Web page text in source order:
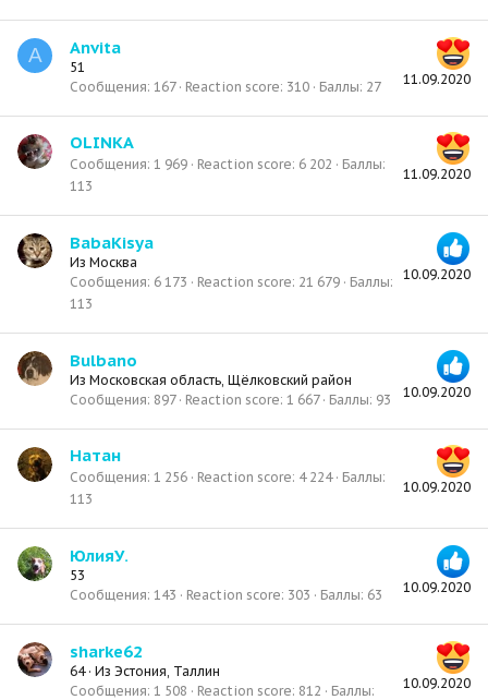
A
11.09.2020
Anvita
51
Сообщения 167 Reaction score 310 Баллы 27
11.09.2020
OLINKA
Сообщения 1 969 Reaction score 6 202
Баллы
113
10.09.2020
BabaKisya
Из Москва
Сообщения 6 173 Reaction score 21 679
Баллы
113
10.09.2020
Bulbano
Из Московская область, Щёлковский район
Сообщения 897 Reaction score 1 667 Баллы 93
10.09.2020
Натан
Сообщения 1 256 Reaction score 4 224
Баллы
113
10.09.2020
ЮлияУ.
53
Сообщения 143 Reaction score 303 Баллы 63
10.09.2020
sharke62
64 · Из Эстония, Таллин
Сообщения 1 508 Reaction score 812
Баллы